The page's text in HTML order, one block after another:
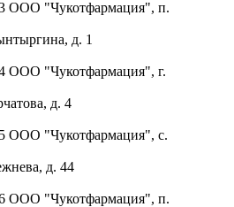
ООО "Чукотфармация", п.
д. 1
ООО "Чукотфармация", г.
д. 4
ООО "Чукотфармация", с.
д. 44
ООО "Чукотфармация", п.